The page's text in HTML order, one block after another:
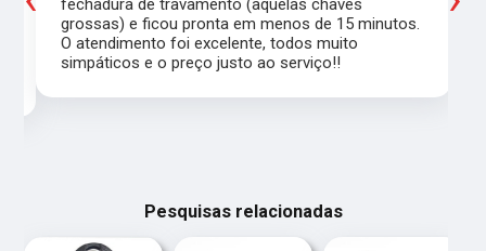
fechadura de travamento (aquelas chaves
grossas) e ficou pronta em menos de 15 minutos.
O atendimento foi excelente, todos muito
simpáticos e o preço justo ao serviço!!
Pesquisas relacionadas